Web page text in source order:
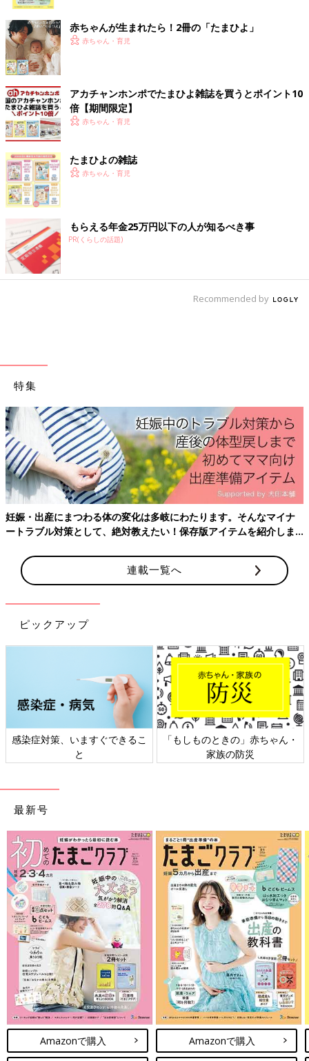
赤ちゃんが生まれたら！2冊の「たまひよ」
赤ちゃん・育児
アカチャンホンポでたまひよ雑誌を買うとポイント10
倍【期間限定】
赤ちゃん・育児
たまひよの雑誌
赤ちゃん・育児
もらえる年金25万円以下の人が知るべき事
PR(くらしの話題)
Recommended by
特集
妊娠・出産にまつわる体の変化は多岐にわたります。そんなマイナ
ートラブル対策として、絶対教えたい！保存版アイテムを紹介しま
連載一覧へ
ピックアップ
感染症対策、いますぐできるこ
と
「もしものときの」赤ちゃん・
家族の防災
最新号
Amazonで購入 Amazonで購入